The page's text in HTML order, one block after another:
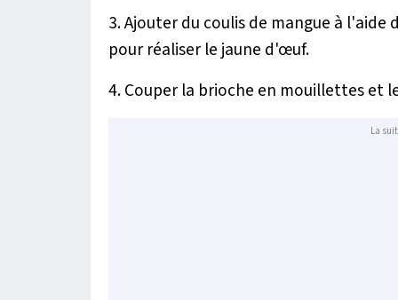
3. Ajouter du coulis de mangue à
pour réaliser le jaune d'œuf.
4. Couper la brioche en mouillettes et
La